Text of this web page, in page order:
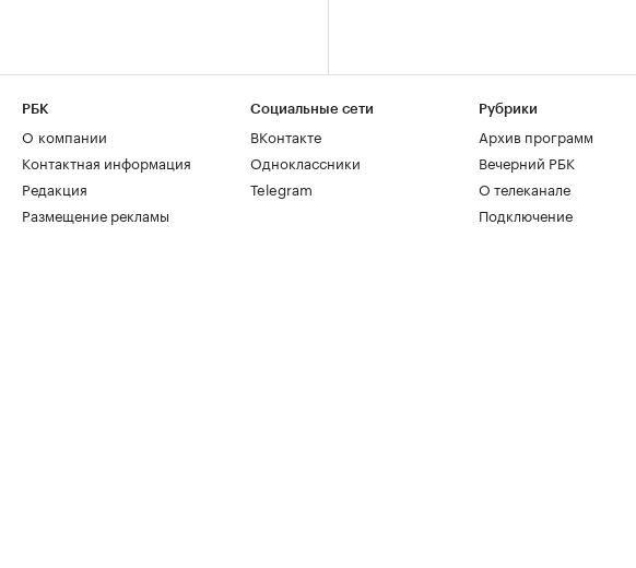
РБК
О компании
Контактная информация
Редакция
Размещение рекламы
Социальные сети
ВКонтакте
Одноклассники
Telegram
Рубрики
Архив программ
Вечерний РБК
О телеканале
Подключение